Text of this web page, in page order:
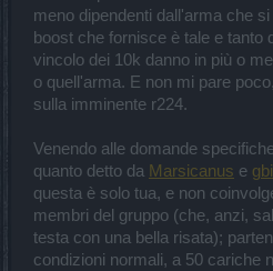
meno dipendenti dall'arma che
boost che fornisce è tale e tanto
vincolo dei 10k danno in più o
o quell'arma. E non mi pare
sulla imminente r224.
Venendo alle domande
quanto detto da Marsicanus e
questa è solo tua, e non
membri del gruppo (che, anzi,
testa con una bella risata);
condizioni normali, a 50 cariche